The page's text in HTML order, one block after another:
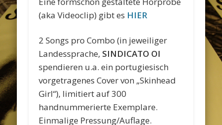
(aka Videoclip) gibt es HIER
2 Songs pro Combo (in jeweiliger
Landessprache, SINDICATO OI
spendieren u.a. ein portugiesisch
vorgetragenes Cover von „Skinhead
Girl“), limitiert auf 300
handnummerierte Exemplare.
Einmalige Pressung/Auflage.